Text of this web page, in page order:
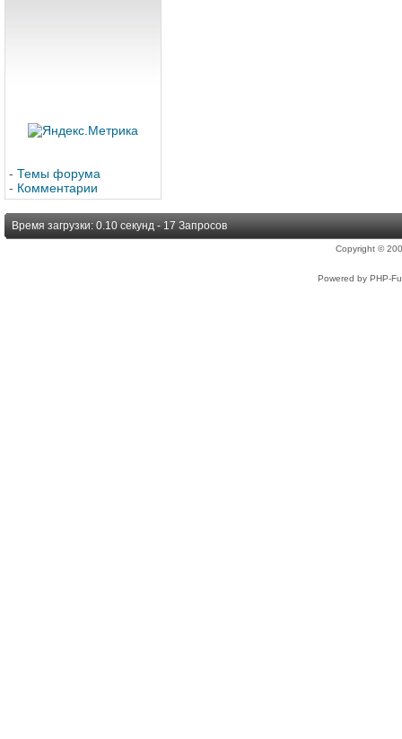
- Темы форума
- Комментарии
Время загрузки: 0.10 секунд - 17 Запросов
Copyright ©
Powered by PHP-